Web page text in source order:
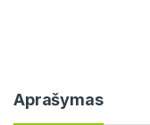
Aprašymas